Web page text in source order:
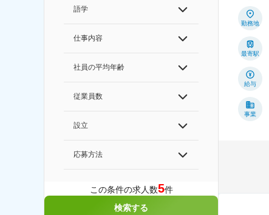
語学
仕事内容
社員の平均年齢
従業員数
設立
応募方法
この条件の求人数5件
検索する
勤務地
最寄駅
給与
事業